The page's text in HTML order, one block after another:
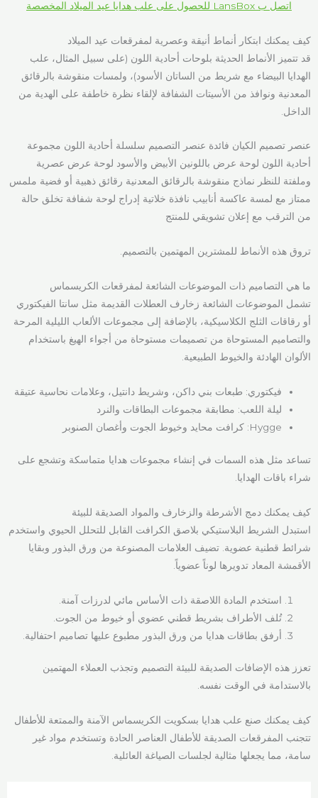
اتصل ب LansBox للحصول على علب هدايا عيد الميلاد المخصصة
كيف يمكنك ابتكار أنماط أنيقة وعصرية لمفرقعات عيد الميلاد
قد تتميز الأنماط الحديثة بلوحات أحادية اللون (على سبيل المثال، علب
الهدايا البيضاء مع شريط من الساتان الأسود)، ولمسات منقوشة بالرقائق
المعدنية ونوافذ من الأسيتات الشفافة لإلقاء نظرة خاطفة على الهدية من
الداخل.
عنصر تصميم الكيان فائدة عنصر التصميم سلسلة أحادية اللون مجموعة
أحادية اللون لوحة عرض باللونين الأبيض والأسود لوحة عرض عصرية
وملفتة للنظر نماذج منقوشة بالرقائق المعدنية رقائق ذهبية أو فضية ملمس
ممتاز مع لمسة عاكسة أنابيب نافذة خلاتية إدراج لوحة شفافة تخلق حالة
من الترقب مع إعلان تشويقي للمنتج
تروق هذه الأنماط للمشترين المهتمين بالتصميم.
ما هي التصاميم ذات الموضوعات الشائعة لمفرقعات الكريسماس
تشمل الموضوعات الشائعة زخارف العطلات القديمة مثل سانتا الفيكتوري
أو رقاقات الثلج الكلاسيكية، بالإضافة إلى مجموعات الألعاب الليلية المرحة
والتصاميم المستوحاة من تصميمات مستوحاة من أجواء الهيغ باستخدام
الألوان الهادئة والخيوط الطبيعية.
فيكتوري: طبعات بني داكن، وشريط دانتيل، وعلامات نحاسية عتيقة
ليلة اللعب: مطابقة مجموعات البطاقات والنرد
Hygge: كرافت محايد وخيوط الجوت وأغصان الصنوبر
تساعد مثل هذه السمات في إنشاء مجموعات هدايا متماسكة وتشجع على
شراء باقات الهدايا.
كيف يمكنك دمج الأشرطة والزخارف والمواد الصديقة للبيئة
استبدل الشريط البلاستيكي بلاصق الكرافت القابل للتحلل الحيوي واستخدم
شرائط قطنية عضوية. تضيف العلامات المصنوعة من ورق البذور وبقايا
الأقمشة المعاد تدويرها لوناً عضوياً.
استخدم المادة اللاصقة ذات الأساس مائي لدرزات آمنة.
تُلف الأطراف بشريط قطني عضوي أو خيوط من الجوت.
أرفق بطاقات هدايا من ورق البذور مطبوع عليها تصاميم احتفالية.
تعزز هذه الإضافات الصديقة للبيئة التصميم وتجذب العملاء المهتمين
بالاستدامة في الوقت نفسه.
كيف يمكنك صنع علب هدايا بسكويت الكريسماس الآمنة والممتعة للأطفال
تتجنب المفرقعات الصديقة للأطفال العناصر الحادة وتستخدم مواد غير
سامة، مما يجعلها مثالية لجلسات الصياغة العائلية.